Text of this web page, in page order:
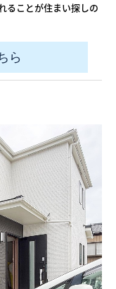
ることが住まい探しの
ら